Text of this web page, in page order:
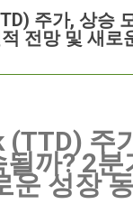
players set to miss
striker Damion
9명의 선수가 결장
데미언 다운스의
보입니다.
스코어 업데이트를
영합니다. Chris
have to try to "be
주가, 상승
전망 및 새로
(TTD) 주
까? 2분
운 성장